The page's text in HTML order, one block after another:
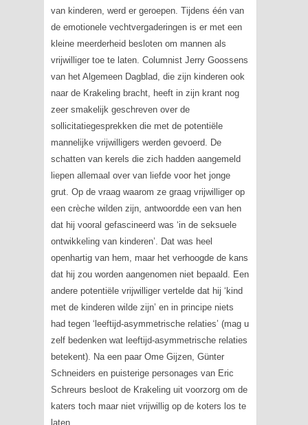
van kinderen, werd er geroepen. Tijdens één van
de emotionele vechtvergaderingen is er met een
kleine meerderheid besloten om mannen als
vrijwilliger toe te laten. Columnist Jerry Goossens
van het Algemeen Dagblad, die zijn kinderen ook
naar de Krakeling bracht, heeft in zijn krant nog
zeer smakelijk geschreven over de
sollicitatiegesprekken die met de potentiële
mannelijke vrijwilligers werden gevoerd. De
schatten van kerels die zich hadden aangemeld
liepen allemaal over van liefde voor het jonge
grut. Op de vraag waarom ze graag vrijwilliger op
een crèche wilden zijn, antwoordde een van hen
dat hij vooral gefascineerd was ‘in de seksuele
ontwikkeling van kinderen’. Dat was heel
openhartig van hem, maar het verhoogde de kans
dat hij zou worden aangenomen niet bepaald. Een
andere potentiële vrijwilliger vertelde dat hij ‘kind
met de kinderen wilde zijn’ en in principe niets
had tegen ‘leeftijd-asymmetrische relaties’ (mag u
zelf bedenken wat leeftijd-asymmetrische relaties
betekent). Na een paar Ome Gijzen, Günter
Schneiders en puisterige personages van Eric
Schreurs besloot de Krakeling uit voorzorg om de
katers toch maar niet vrijwillig op de koters los te
laten.